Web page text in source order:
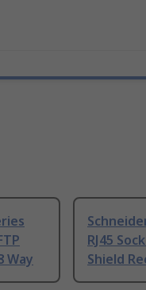
Way
RJ45
Shield